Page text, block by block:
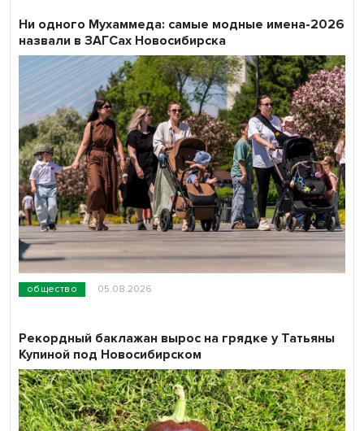
общество 05.08.2026
Ни одного Мухаммеда: самые модные имена-2026
назвали в ЗАГСах Новосибирска
Рекордный баклажан вырос на грядке у Татьяны
Купиной под Новосибирском